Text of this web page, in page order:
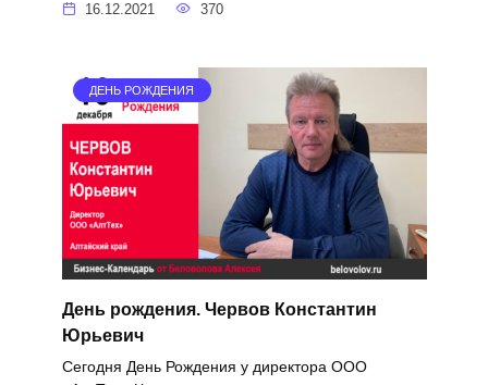
16.12.2021 370
ДЕНЬ РОЖДЕНИЯ
День рождения. Червов Константин
Юрьевич
Сегодня День Рождения у директора ООО